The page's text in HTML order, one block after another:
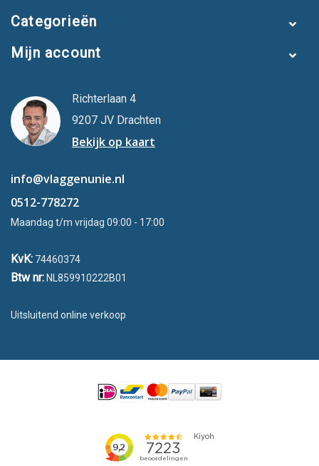
Categorieën
Mijn account
Richterlaan 4
9207 JV Drachten
Bekijk op kaart
info@vlaggenunie.nl
0512-778272
Maandag t/m vrijdag 09:00 - 17:00
KvK: 74460374
Btw nr: NL859910222B01
Uitsluitend online verkoop